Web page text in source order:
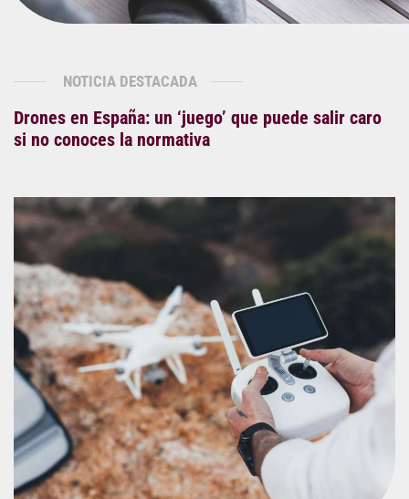
NOTICIA DESTACADA
Drones en España: un ‘juego’ que puede salir caro
si no conoces la normativa